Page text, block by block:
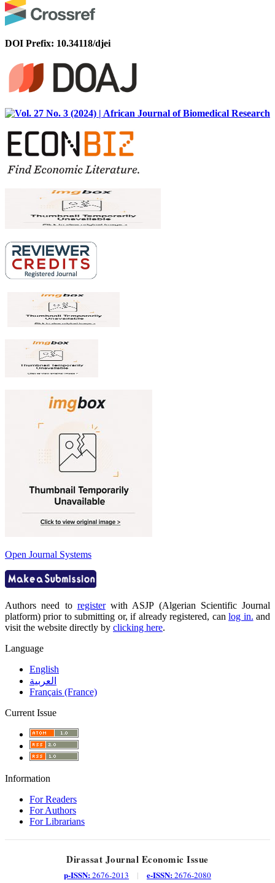
DOI Prefix: 10.34118/djei
Open Journal Systems
Authors need to registerwith ASJP (Algerian Scientific Journal
platform) prior to submitting or, if already registered, canlog in. and
visit the website directly by clicking here.
Language
English
العربية
Français (France)
Current Issue
Information
For Readers
For Authors
For Librarians
Dirassat Journal Economic Issue
p-ISSN:2676-2013 | e-ISSN:2676-2080